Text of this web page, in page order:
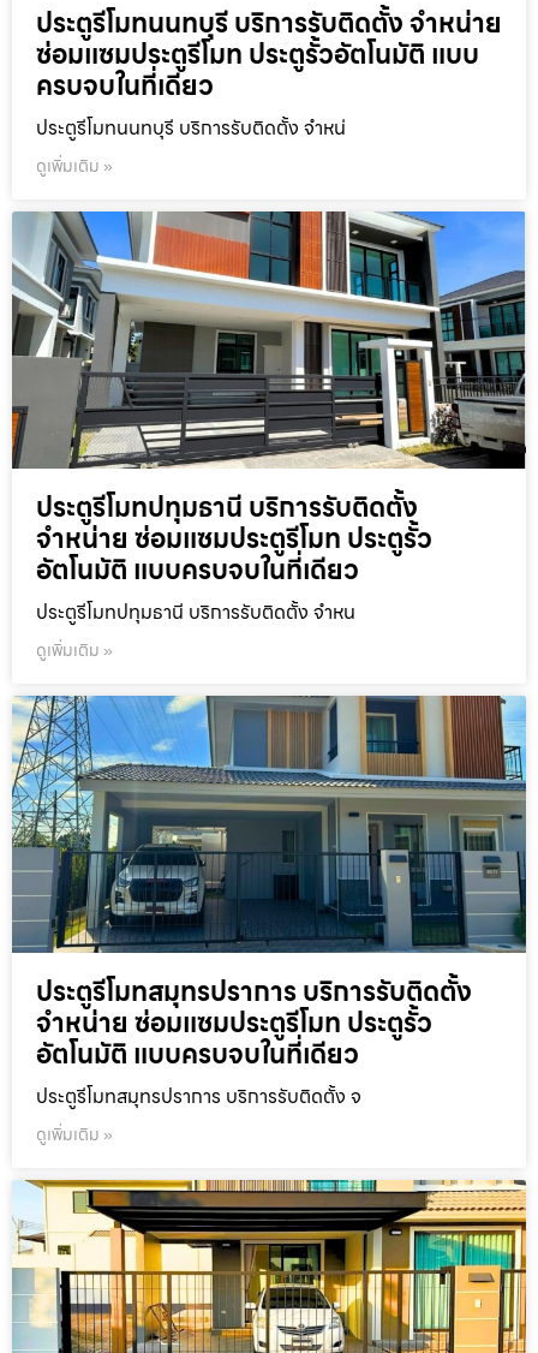
ประตูรีโมทนนทบุรี บริการรับติดตั้ง จำหน่าย
ซ่อมแซมประตูรีโมท ประตูรั้วอัตโนมัติ แบบ
ครบจบในที่เดียว
ประตูรีโมทนนทบุรี บริการรับติดตั้ง จำหน่
ดูเพิ่มเติม »
ประตูรีโมทปทุมธานี บริการรับติดตั้ง
จำหน่าย ซ่อมแซมประตูรีโมท ประตูรั้ว
อัตโนมัติ แบบครบจบในที่เดียว
ประตูรีโมทปทุมธานี บริการรับติดตั้ง จำหน
ดูเพิ่มเติม »
ประตูรีโมทสมุทรปราการ บริการรับติดตั้ง
จำหน่าย ซ่อมแซมประตูรีโมท ประตูรั้ว
อัตโนมัติ แบบครบจบในที่เดียว
ประตูรีโมทสมุทรปราการ บริการรับติดตั้ง จ
ดูเพิ่มเติม »